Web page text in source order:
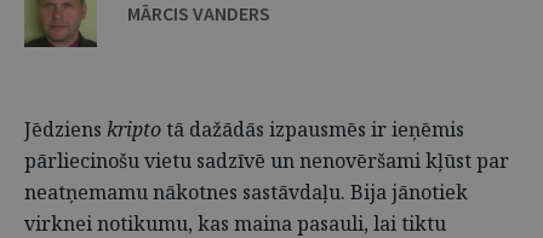
MĀRCIS VANDERS
Jēdziens kripto tā dažādās izpausmēs ir ieņēmis
pārliecinošu vietu sadzīvē un nenovēršami kļūst par
neatņemamu nākotnes sastāvdaļu. Bija jānotiek
virknei notikumu, kas maina pasauli, lai tiktu